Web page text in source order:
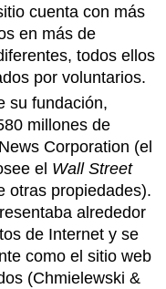
cuenta con más
en más de
todos ellos
por voluntarios.
su fundación,
millones de
Corporation (el
el Wall Street
otras propiedades).
alrededor
de Internet y se
como el sitio web
(Chmielewski &